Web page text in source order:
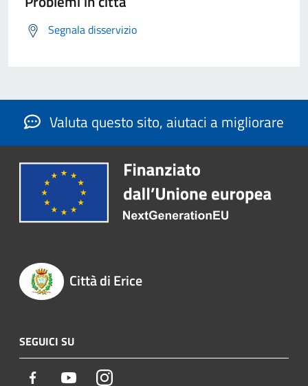
Segnala disservizio
Valuta questo sito, aiutaci a migliorare
Città di Erice
SEGUICI SU
Facebook YoutubeInstagram